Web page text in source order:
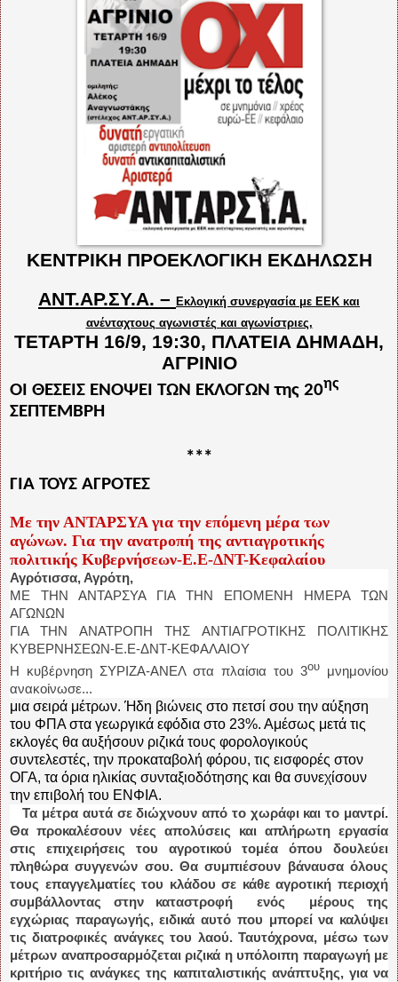
ΚΕΝΤΡΙΚΗ ΠΡΟΕΚΛΟΓΙΚΗ ΕΚΔΗΛΩΣΗ
ΑΝΤ.ΑΡ.ΣΥ.Α. – Εκλογική συνεργασία με ΕΕΚ και
ανένταχτους αγωνιστές και αγωνίστριες,
ΤΕΤΑΡΤΗ 16/9, 19:30, ΠΛΑΤΕΙΑ ΔΗΜΑΔΗ,
ΑΓΡΙΝΙΟ
ΟΙ ΘΕΣΕΙΣ ΕΝΟΨΕΙ ΤΩΝ ΕΚΛΟΓΩΝ της 20ης
ΣΕΠΤΕΜΒΡΗ
***
ΓΙΑ ΤΟΥΣ ΑΓΡΟΤΕΣ
Με την ΑΝΤΑΡΣΥΑ για την επόμενη μέρα των
αγώνων. Για την ανατροπή της αντιαγροτικής
πολιτικής Κυβερνήσεων-Ε.Ε-ΔΝΤ-Κεφαλαίου
Αγρότισσα, Αγρότη,
ΜΕ ΤΗΝ ΑΝΤΑΡΣΥΑ ΓΙΑ ΤΗΝ ΕΠΟΜΕΝΗ ΗΜΕΡΑ ΤΩΝ
ΑΓΩΝΩΝ
ΓΙΑ ΤΗΝ ΑΝΑΤΡΟΠΗ ΤΗΣ ΑΝΤΙΑΓΡΟΤΙΚΗΣ ΠΟΛΙΤΙΚΗΣ
ΚΥΒΕΡΝΗΣΕΩΝ-Ε.Ε-ΔΝΤ-ΚΕΦΑΛΑΙΟΥ
Η κυβέρνηση ΣΥΡΙΖΑ-ΑΝΕΛ στα πλαίσια του 3ου μνημονίου
ανακοίνωσε...
μια σειρά μέτρων. Ήδη βιώνεις στο πετσί σου την αύξηση
του ΦΠΑ στα γεωργικά εφόδια στο 23%. Αμέσως μετά τις
εκλογές θα αυξήσουν ριζικά τους φορολογικούς
συντελεστές, την προκαταβολή φόρου, τις εισφορές στον
ΟΓΑ, τα όρια ηλικίας συνταξιοδότησης και θα συνεχίσουν
την επιβολή του ΕΝΦΙΑ.
Τα μέτρα αυτά σε διώχνουν από το χωράφι και το μαντρί.
Θα προκαλέσουν νέες απολύσεις και απλήρωτη εργασία
στις επιχειρήσεις του αγροτικού τομέα όπου δουλεύει
πληθώρα συγγενών σου. Θα συμπιέσουν βάναυσα όλους
τους επαγγελματίες του κλάδου σε κάθε αγροτική περιοχή
συμβάλλοντας στην καταστροφή ενός μέρους της
εγχώριας παραγωγής, ειδικά αυτό που μπορεί να καλύψει
τις διατροφικές ανάγκες του λαού. Ταυτόχρονα, μέσω των
μέτρων αναπροσαρμόζεται ριζικά η υπόλοιπη παραγωγή με
κριτήριο τις ανάγκες της καπιταλιστικής ανάπτυξης, για να